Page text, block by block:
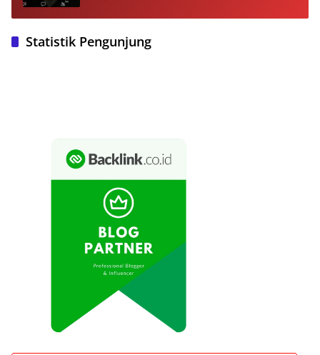
Statistik Pengunjung